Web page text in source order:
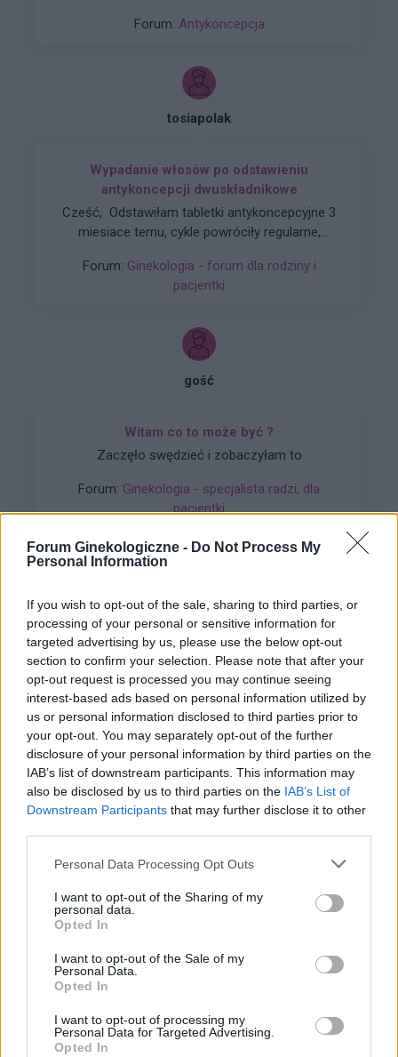
Forum Ginekologiczne - Do Not Process My
Personal Information
If you wish to opt-out of the sale, sharing to third parties, or
processing of your personal or sensitive information for
targeted advertising by us, please use the below opt-out
section to confirm your selection. Please note that after your
opt-out request is processed you may continue seeing
interest-based ads based on personal information utilized by
us or personal information disclosed to third parties prior to
your opt-out. You may separately opt-out of the further
disclosure of your personal information by third parties on the
IAB’s list of downstream participants. This information may
also be disclosed by us to third parties on the IAB’s List of
Downstream Participants that may further disclose it to other
Personal Data Processing Opt Outs
I want to opt-out of the Sharing of my
personal data.
Opted In
I want to opt-out of the Sale of my
Personal Data.
Opted In
I want to opt-out of processing my
Personal Data for Targeted Advertising.
Opted In
nowe opakowanie tabletek pierwsza wzięłam
a we wtorek jak się zorientowałam to wzięłam
dwie. Moje pytanie brzmi jakie jest ryzyko ciąży
stosunek z czwartku.
Forum: Antykoncepcja
tosiapolak
Wypadanie włosów po odstawieniu
antykoncepcji dwuskładnikowe
Cześć, Odstawiłam tabletki antykoncepcyjne 3
miesiace temu, cykle powróciły regularne,
zwiększone wypadanie włosów oraz pieczenie
skory glowy przy dotyku. Kiedy u Was po
zmniejszyło wypadanie włosów? Też miałyście
takie problemy?
Forum: Ginekologia - forum dla rodziny i
pacjentki
gość
Witam co to może być ?
Zaczęło swędzieć i zobaczyłam to
Forum: Ginekologia - specjalista radzi, dla
pacjentki
gość
Histeroskopia
Mam planowany zabieg histeroskopii od kilku
miesięcy. Ze względu na problemy hormonalne
mam nieregularne miesiaczki. Tak się składa, że
mam zabieg a pojawiła mi się miesiączka. Czy
podczas lekkich plamień na początku cyklu
można wykonać zabieg?
Forum: Ginekologia - forum dla rodziny i
pacjentki